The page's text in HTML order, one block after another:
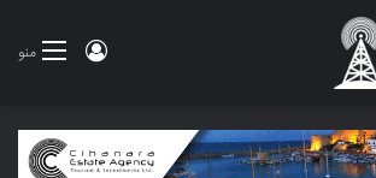
منو ورود